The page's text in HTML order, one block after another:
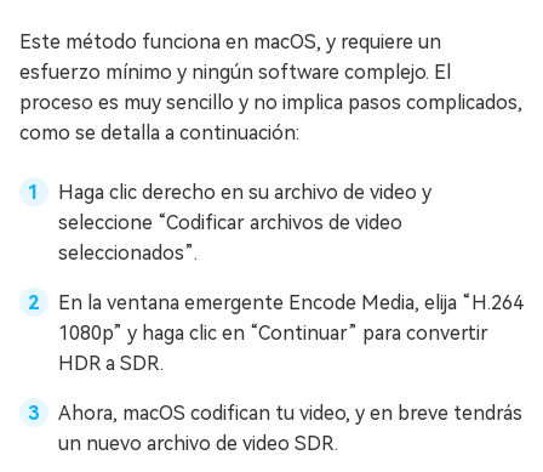
Este método funciona en macOS, y requiere un
esfuerzo mínimo y ningún software complejo. El
proceso es muy sencillo y no implica pasos complicados,
como se detalla a continuación:
Haga clic derecho en su archivo de video y
seleccione “Codificar archivos de video
seleccionados”.
En la ventana emergente Encode Media, elija “H.264
1080p” y haga clic en “Continuar” para convertir
HDR a SDR.
Ahora, macOS codifican tu video, y en breve tendrás
un nuevo archivo de video SDR.